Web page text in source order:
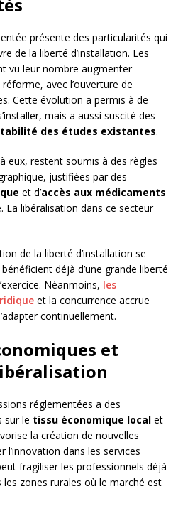
présente des particularités qui
de la liberté d’installation. Les
vu leur nombre augmenter
avec l’ouverture de
Cette évolution a permis à de
mais a aussi suscité des
des études existantes.
eux, restent soumis à des règles
justifiées par des
et d’accès aux médicaments
La libéralisation dans ce secteur
de la liberté d’installation se
déjà d’une grande liberté
Néanmoins, les
et la concurrence accrue
continuellement.
et
réglementées a des
sur le tissu économique local et
la création de nouvelles
dans les services
fragiliser les professionnels déjà
zones rurales où le marché est